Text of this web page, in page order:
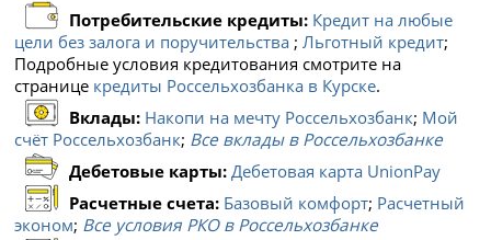
Потребительские кредиты: Кредит на любые
цели без залога и поручительства ;Льготный кредит;
Подробные условия кредитования смотрите на
странице кредиты Россельхозбанка в Курске.
Вклады: Накопи на мечту Россельхозбанк; Мой
счёт Россельхозбанк; Все вклады в Россельхозбанке
Дебетовые карты:Дебетовая карта UnionPay
Расчетные счета: Базовый комфорт; Расчетный
эконом; Все условия РКО в Россельхозбанке